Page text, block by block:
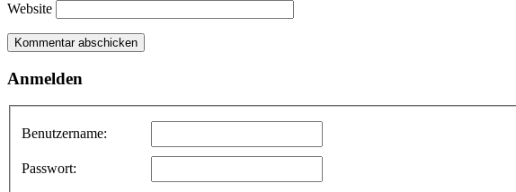
Website
Anmelden
Benutzername:
Passwort: